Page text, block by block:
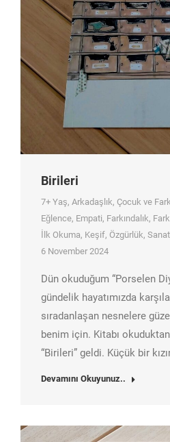
Birileri
7+ Yaş, Arkadaşlık, Çocuk ve
Eğlence, Empati, Farkındalık,
İlk Okuma, Keşif, Özgürlük, Sanat
6 November 2024
Dün okuduğum “Porselen
gündelik hayatımızda
sıradanlaşan nesnelere
benim için. Kitabı
“Birileri” geldi. Küçük bir
Devamını Okuyunuz..